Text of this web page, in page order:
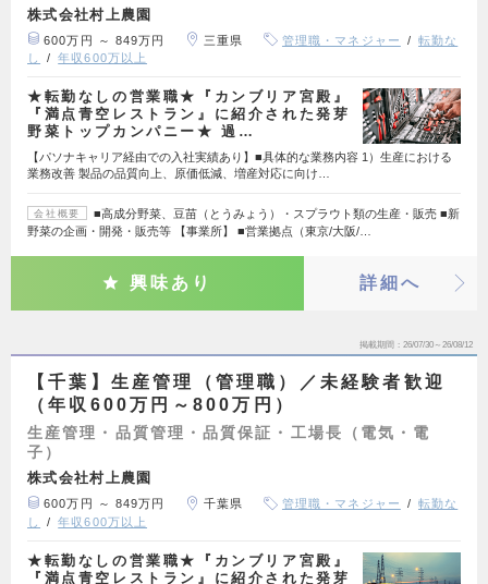
株式会社村上農園
600万円 ～ 849万円 三重県 管理職・マネジャー
転勤な
し
年収600万以上
★転勤なしの営業職★『カンブリア宮殿』
『満点青空レストラン』に紹介された発芽
野菜トップカンパニー★ 過…
【パソナキャリア経由での入社実績あり】■具体的な業務内容 1）生産における
業務改善 製品の品質向上、原価低減、増産対応に向け…
会社概要
■高成分野菜、豆苗（とうみょう）・スプラウト類の生産・販売 ■新
野菜の企画・開発・販売等 【事業所】 ■営業拠点（東京/大阪/…
興味あり 詳細へ
掲載期間 26/07/30～26/08/12
【千葉】生産管理（管理職）／未経験者歓迎
（年収600万円～800万円）
生産管理・品質管理・品質保証・工場長（電気・電
子）
株式会社村上農園
600万円 ～ 849万円 千葉県 管理職・マネジャー
転勤な
し
年収600万以上
★転勤なしの営業職★『カンブリア宮殿』
『満点青空レストラン』に紹介された発芽